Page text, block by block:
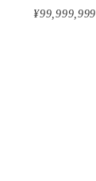
¥99,999,999